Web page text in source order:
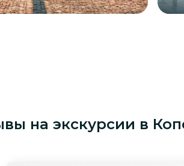
на экскурсии в